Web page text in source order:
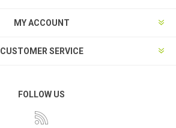
MY ACCOUNT
CUSTOMER SERVICE
FOLLOW US